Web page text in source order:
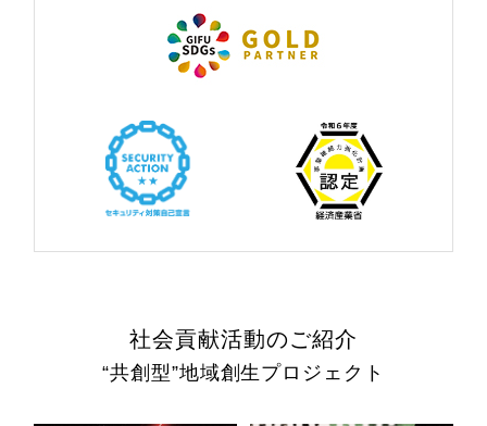
社会貢献活動のご紹介
“共創型”地域創生プロジェクト